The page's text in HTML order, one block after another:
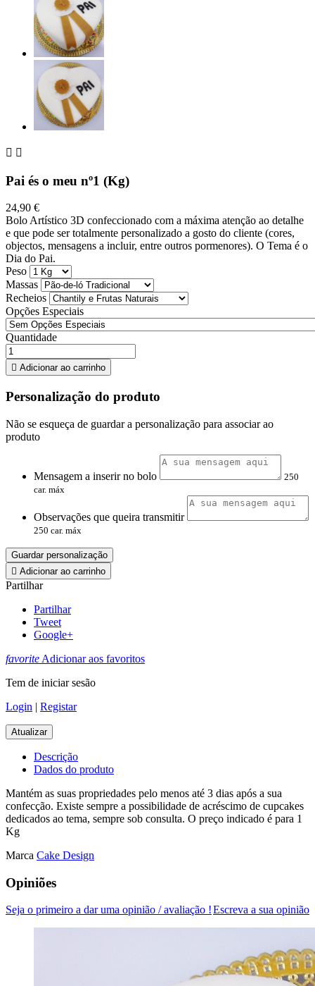
 
Pai és o meu nº1 (Kg)
24,90 €
Bolo Artístico 3D confeccionado com a máxima atenção ao detalhe
e que pode ser totalmente personalizado a gosto do cliente (cores,
objectos, mensagens a incluir, entre outros pormenores). O Tema é o
Dia do Pai.
Peso
Massas
Recheios
Opções Especiais
Quantidade
 Adicionar ao carrinho
Personalização do produto
Não se esqueça de guardar a personalização para associar ao
produto
Mensagem a inserir no bolo
250
car. máx
Observações que queira transmitir
250 car. máx
Guardar personalização
 Adicionar ao carrinho
Partilhar
Partilhar
Tweet
Google+
favorite Adicionar aos favoritos
Tem de iniciar sesão
Login | Registar
Descrição
Dados do produto
Mantém as suas propriedades pelo menos até 3 dias após a sua
confecção. Existe sempre a possibilidade de acréscimo de cupcakes
dedicados ao tema, sempre sob consulta. O preço indicado é para 1
Kg
Marca Cake Design
Opiniões
Escreva a sua opinião
Seja o primeiro a dar uma opinião / avaliação !